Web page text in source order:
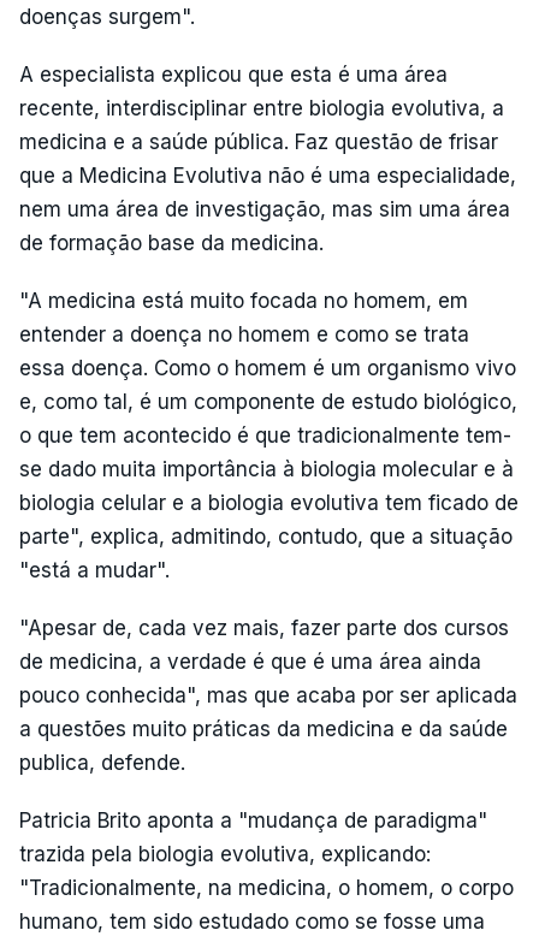
doenças surgem".
A especialista explicou que esta é uma área
recente, interdisciplinar entre biologia evolutiva, a
medicina e a saúde pública. Faz questão de frisar
que a Medicina Evolutiva não é uma especialidade,
nem uma área de investigação, mas sim uma área
de formação base da medicina.
"A medicina está muito focada no homem, em
entender a doença no homem e como se trata
essa doença. Como o homem é um organismo vivo
e, como tal, é um componente de estudo biológico,
o que tem acontecido é que tradicionalmente tem-
se dado muita importância à biologia molecular e à
biologia celular e a biologia evolutiva tem ficado de
parte", explica, admitindo, contudo, que a situação
"está a mudar".
"Apesar de, cada vez mais, fazer parte dos cursos
de medicina, a verdade é que é uma área ainda
pouco conhecida", mas que acaba por ser aplicada
a questões muito práticas da medicina e da saúde
publica, defende.
Patricia Brito aponta a "mudança de paradigma"
trazida pela biologia evolutiva, explicando:
"Tradicionalmente, na medicina, o homem, o corpo
humano, tem sido estudado como se fosse uma